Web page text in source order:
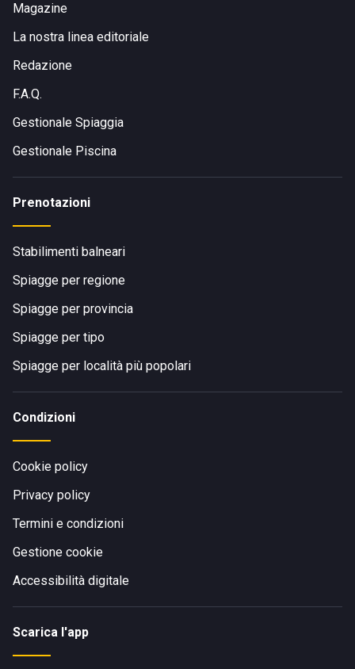
Magazine
La nostra linea editoriale
Redazione
F.A.Q.
Gestionale Spiaggia
Gestionale Piscina
Prenotazioni
Stabilimenti balneari
Spiagge per regione
Spiagge per provincia
Spiagge per tipo
Spiagge per località più popolari
Condizioni
Cookie policy
Privacy policy
Termini e condizioni
Gestione cookie
Accessibilità digitale
Scarica l'app